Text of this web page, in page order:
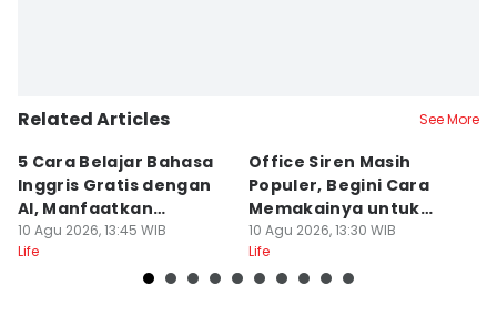
Related Articles See More
5 Cara Belajar Bahasa
Inggris Gratis dengan
AI, Manfaatkan
Teknologi!
10 Agu 2026, 13:45 WIB
Life
Office Siren Masih
Populer, Begini Cara
Memakainya untuk
Sehari-hari
10 Agu 2026, 13:30 WIB
Life